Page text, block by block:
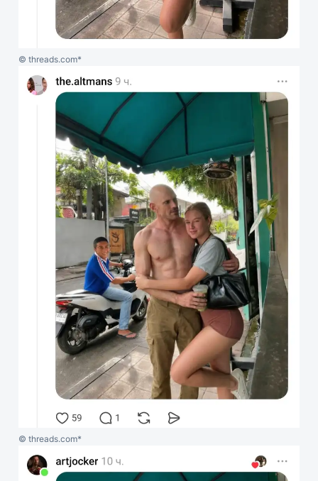
© threads.com*
© threads.com*